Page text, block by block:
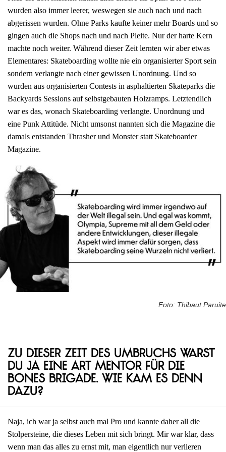
wurden also immer leerer, weswegen sie auch nach und nach
abgerissen wurden. Ohne Parks kaufte keiner mehr Boards und so
gingen auch die Shops nach und nach Pleite. Nur der harte Kern
machte noch weiter. Während dieser Zeit lernten wir aber etwas
Elementares: Skateboarding wollte nie ein organisierter Sport sein
sondern verlangte nach einer gewissen Unordnung. Und so
wurden aus organisierten Contests in asphaltierten Skateparks die
Backyards Sessions auf selbstgebauten Holzramps. Letztendlich
war es das, wonach Skateboarding verlangte. Unordnung und
eine Punk Attitüde. Nicht umsonst nannten sich die Magazine die
damals entstanden Thrasher und Monster statt Skateboarder
Magazine.
Foto: Thibaut Paruite
Zu dieser Zeit des Umbruchs warst
du ja eine Art Mentor für die
Bones Brigade. Wie kam es denn
dazu?
Naja, ich war ja selbst auch mal Pro und kannte daher all die
Stolpersteine, die dieses Leben mit sich bringt. Mir war klar, dass
wenn man das alles zu ernst mit, man eigentlich nur verlieren